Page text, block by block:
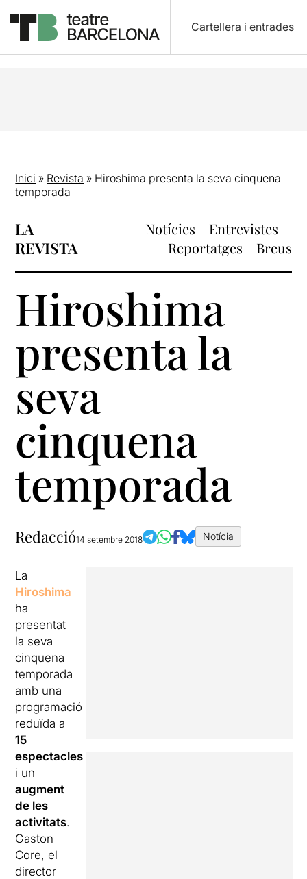
Cartellera i entrades
Inici » Revista » Hiroshima presenta la seva cinquena
temporada
LA
REVISTA
Notícies
Entrevistes
Reportatges
Breus
Hiroshima
presenta la
seva
cinquena
temporada
Redacció14 setembre 2018 Notícia
La
Hiroshima
ha
presentat
la seva
cinquena
temporada
amb una
programació
reduïda a
15
espectacles
i un
augment
de les
activitats.
Gaston
Core, el
director